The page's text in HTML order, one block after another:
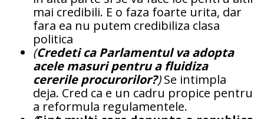
mai credibili. E o faza foarte urita, dar
fara ea nu putem credibiliza clasa
politica
(Credeti ca Parlamentul va adopta
acele masuri pentru a fluidiza
cererile procurorilor?)Se intimpla
deja. Cred ca e un cadru propice pentru
a reformula regulamentele.